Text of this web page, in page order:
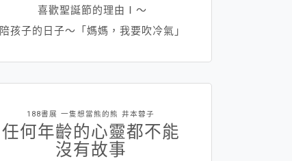
喜歡聖誕節的理由Ⅰ～
陪孩子的日子～「媽媽，我要吹冷氣」
188書展 一隻想當熊的熊 井本蓉子
任何年齡的心靈都不能
沒有故事